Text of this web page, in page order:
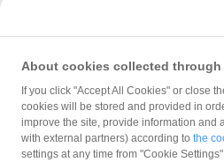
ウェブサイト利用規約
反社会的勢力に対する方針
勧誘方針
マネロン等基本方針
カスタマーハラスメントに関する当社の考え方
About cookies collected
If you click "Accept All Cookies" or close
cookies will be stored and provided in
improve the site, provide information and
with external partners) according to the
settings at any time from "Cookie